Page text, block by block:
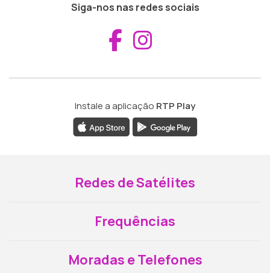
Siga-nos nas redes sociais
Aceder ao
Instale a aplicação RTP Play
Redes de Satélites
Frequências
Moradas e Telefones